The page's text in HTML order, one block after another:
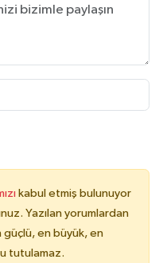
kabul etmiş bulunuyor
Yazılan yorumlardan
güçlü, en büyük, en
tutulamaz.